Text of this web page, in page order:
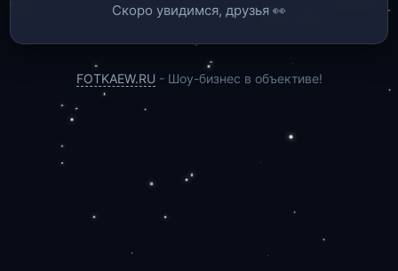
Скоро увидимся, друзья 👀
FOTKAEW.RU - Шоу-бизнес в объективе!